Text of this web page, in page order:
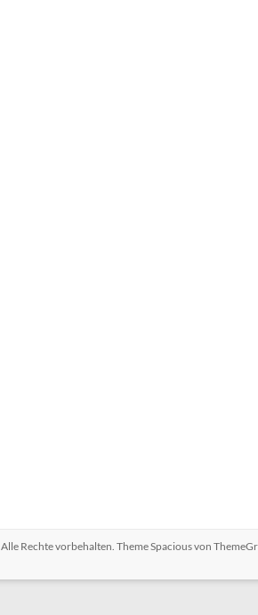
. Alle Rechte vorbehalten. ThemeSpaciousvon